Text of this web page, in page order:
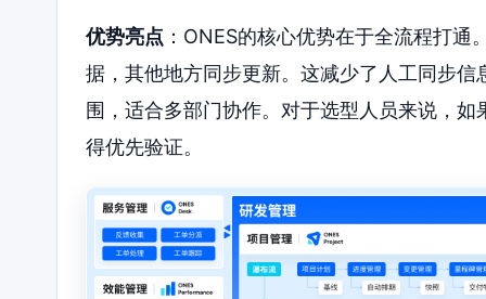
优势亮点 ：ONES的核心优势在于全流程打
据，其他地方同步更新。这减少了人工同步
围，适合多部门协作。对于选型人员来说，
得优先验证。